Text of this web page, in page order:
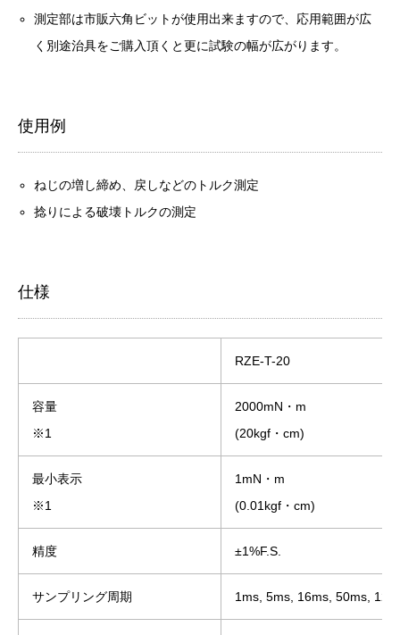
測定部は市販六角ビットが使用出来ますので、応用範囲が広
く別途治具をご購入頂くと更に試験の幅が広がります。
使用例
ねじの増し締め、戻しなどのトルク測定
捻りによる破壊トルクの測定
仕様
RZE-T-20
容量
※1
2000mN・m
(20kgf・cm)
最小表示
※1
1mN・m
(0.01kgf・cm)
精度 ±1%F.S.
サンプリング周期 1ms, 5ms, 16ms, 50ms,